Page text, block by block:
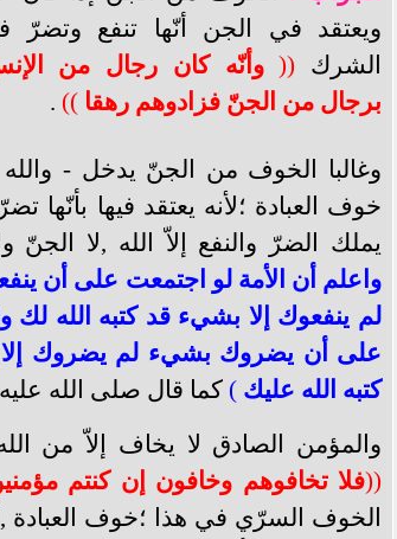
ويعتقد في الجن أنّها تنفع وتضرّ
الشرك ((وأنّه كان رجال من
برجال من الجنّ فزادوهم رهقا ))
.
وغالبا الخوف من الجنّ يدخل -
خوف العبادة ؛لأنه يعتقد فيها بأنّها
يملك الضرّ والنفع إلاّ الله ,لا الجنّ
واعلم أن الأمة لو اجتمعت على أن
لم ينفعوك إلا بشيء قد كتبه الله لك
على أن يضروك بشيء لم يضروك
كتبه الله عليك ) كما قال صلى الله
والمؤمن الصادق لا يخاف إلاّ من
((فلا تخافوهم وخافون إن كنتم
الخوف السرّي في هذا ؛خوف العبادة